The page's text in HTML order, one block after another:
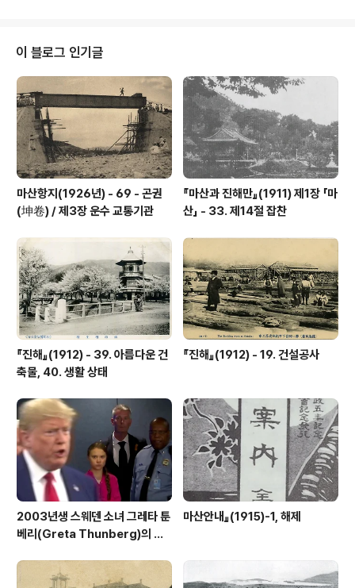
시들이었고 후자는 지방행정의 중심으로서 1,000여 년의
전통을 이어받은 전래의 도시들이었습니다. 전자에 속하는
도시 중에서 마산․인천․군산․목포․부산․진남포․신의주․원산․
청진 등의 9개 도시와 후자에 속하는 도시 중에서 경성․대
구․평양의 세 도시가 1914년 부(府, 현재의 시)로 바뀝니
다. 개항 이후 국제 사회에서 한국 ..
이 블로그 인기글
마산항지(1926년) - 69 - 곤권
(坤卷) / 제3장 운수 교통기관
『마산과 진해만』(1911) 제1장 「마
산」 - 33. 제14절 잡찬
『진해』(1912) - 39. 아름다운 건
축물, 40. 생활 상태
『진해』(1912) - 19. 건설공사
2003년생 스웨덴 소녀 그레타 툰
베리(Greta Thunberg)의 외
마산안내』(1915)-1, 해제